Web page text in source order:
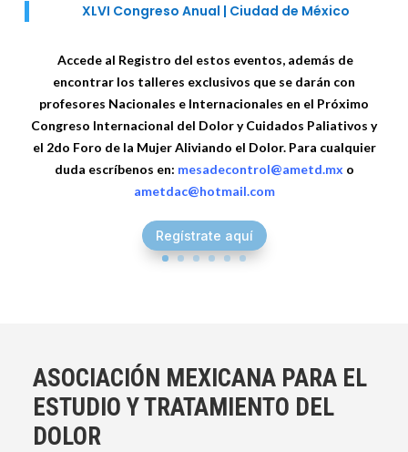
XLVI Congreso Anual | Ciudad de México
Accede al Registro del estos eventos, además de
encontrar los talleres exclusivos que se darán con
profesores Nacionales e Internacionales en el Próximo
Congreso Internacional del Dolor y Cuidados Paliativos y
el 2do Foro de la Mujer Aliviando el Dolor.Para cualquier
duda escríbenos en: mesadecontrol@ametd.mx o
ametdac@hotmail.com
Regístrate aquí
ASOCIACIÓN MEXICANA PARA EL
ESTUDIO Y TRATAMIENTO DEL
DOLOR